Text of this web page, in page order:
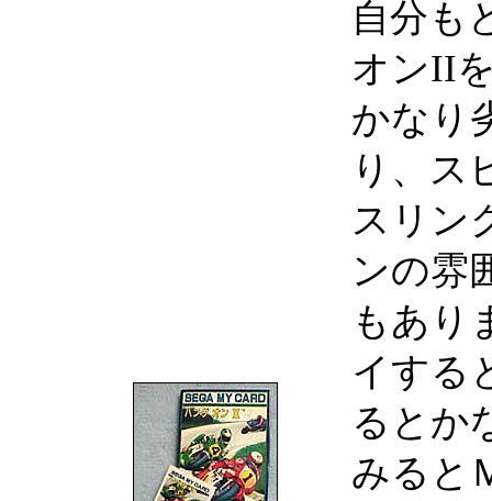
自分も
オンII
かなり
り、ス
スリン
ンの雰
もあり
イする
るとか
みると